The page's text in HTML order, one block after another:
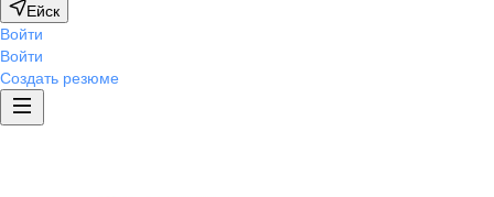
Ейск
Войти
Войти
Создать резюме